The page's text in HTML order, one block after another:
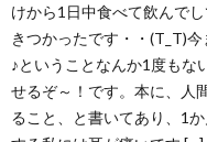
けから1日中食べて飲んで
きつかったです・・(T_T)
♪ということなんか1度もな
せるぞ～！です。本に、人
ること、と書いてあり、1